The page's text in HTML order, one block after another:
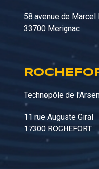
58 avenue de Marcel
33700 Merignac
Technopôle de
11 rue Auguste Giral
17300 ROCHEFORT